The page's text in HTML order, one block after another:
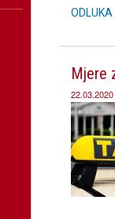
Mjere
22.03.2020